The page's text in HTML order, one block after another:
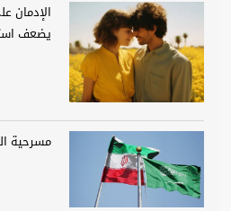
الإدمان
يضعف
مسرحية